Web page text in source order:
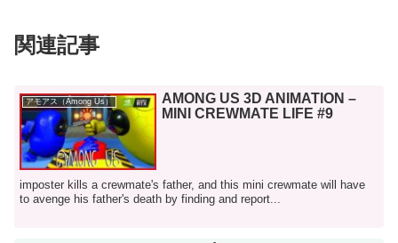
関連記事
アモアス（Among Us）
AMONG US 3D ANIMATION –
MINI CREWMATE LIFE #9
imposter kills a crewmate's father, and this mini crewmate will have
to avenge his father's death by finding and report...